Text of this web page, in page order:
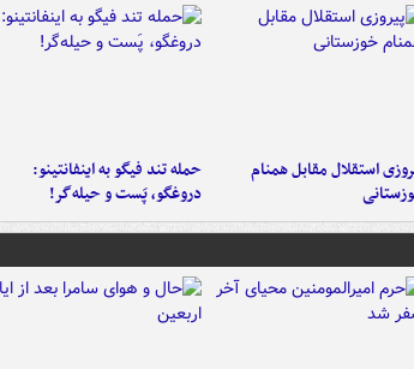
استقلال مقابل همنام
حمله تند فیگو به اینفانتینو:
دروغگو، پَست‌ و حیله‌گر!